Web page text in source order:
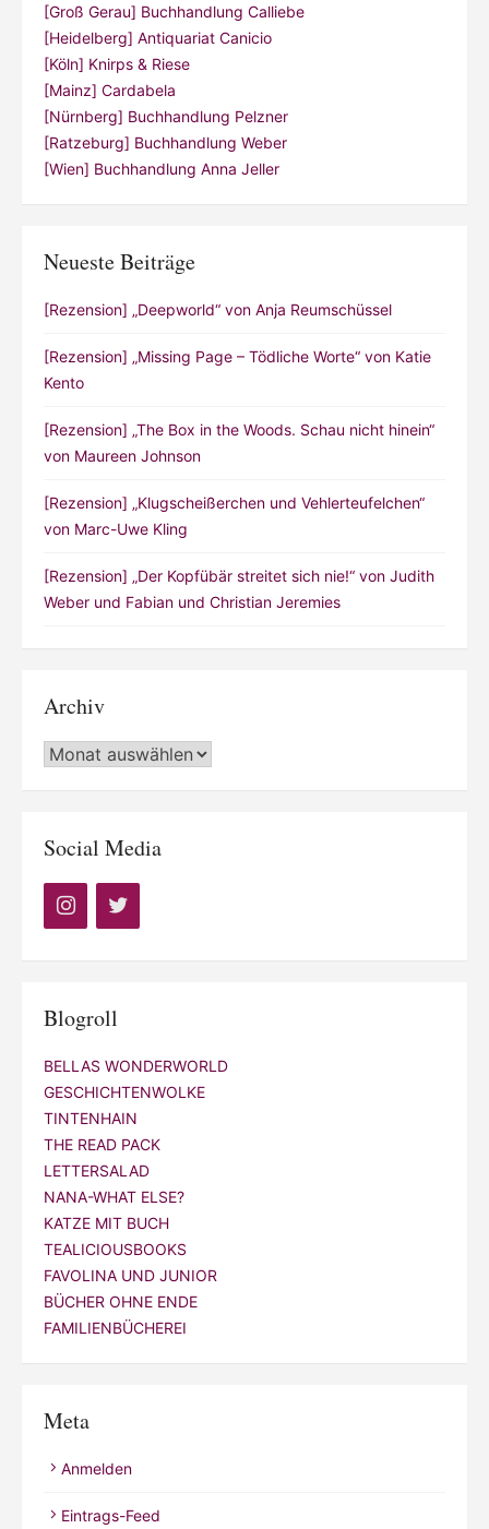
[Groß Gerau] Buchhandlung Calliebe
[Heidelberg] Antiquariat Canicio
[Köln] Knirps & Riese
[Mainz] Cardabela
[Nürnberg] Buchhandlung Pelzner
[Ratzeburg] Buchhandlung Weber
[Wien] Buchhandlung Anna Jeller
Neueste Beiträge
[Rezension] „Deepworld“ von Anja Reumschüssel
[Rezension] „Missing Page – Tödliche Worte“ von Katie
Kento
[Rezension] „The Box in the Woods. Schau nicht hinein“
von Maureen Johnson
[Rezension] „Klugscheißerchen und Vehlerteufelchen“
von Marc-Uwe Kling
[Rezension] „Der Kopfübär streitet sich nie!“ von Judith
Weber und Fabian und Christian Jeremies
Archiv
Archiv
Social Media
Blogroll
BELLAS WONDERWORLD
GESCHICHTENWOLKE
TINTENHAIN
THE READ PACK
LETTERSALAD
NANA-WHAT ELSE?
KATZE MIT BUCH
TEALICIOUSBOOKS
FAVOLINA UND JUNIOR
BÜCHER OHNE ENDE
FAMILIENBÜCHEREI
Meta
Anmelden
Eintrags-Feed